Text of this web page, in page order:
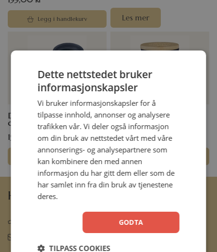
Legg i handlekurv Les mer
Duftlys / Strong and
courageous (Jos 1,9)
199,00
kr
Legg i handlekurv
Duftlys / Sweet friendship
199,00kr
Hermon Forlag AS
Dette nettstedet bruker
informasjonskapsler
Vi bruker informasjonskapsler for å
tilpasse innhold, annonser og analysere
trafikken vår. Vi deler også informasjon
om din bruk av nettstedet vårt med våre
annonserings- og analysepartnere som
kan kombinere den med annen
informasjon du har gitt dem eller som de
har samlet inn fra din bruk av tjenestene
deres.
GODTA
TILPASS COOKIES